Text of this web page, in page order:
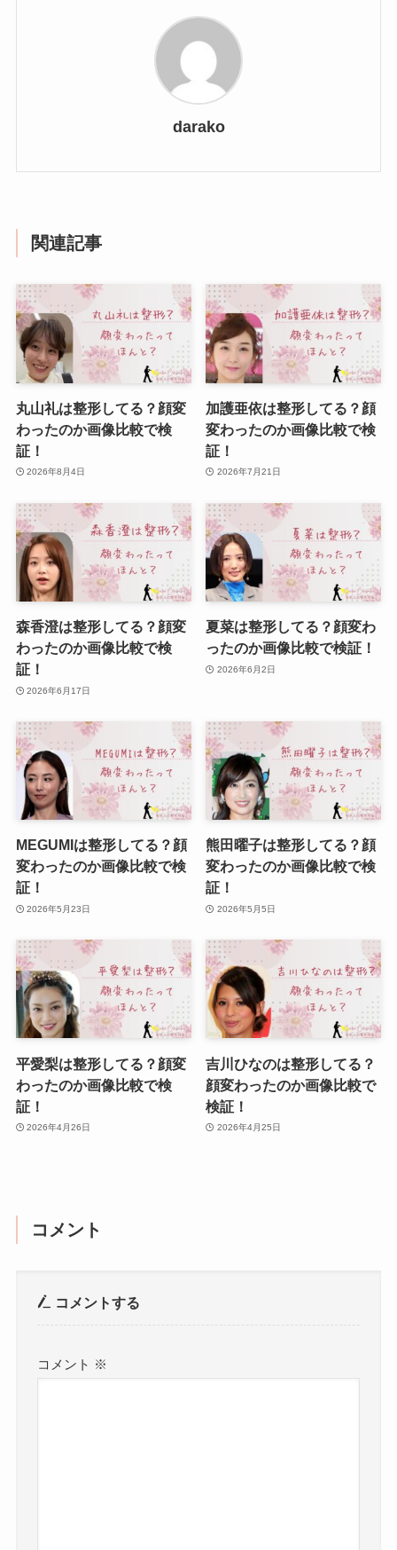
darako
関連記事
丸山礼は整形してる？顔変
わったのか画像比較で検
証！
2026年8月4日
加護亜依は整形してる？顔
変わったのか画像比較で検
証！
2026年7月21日
森香澄は整形してる？顔変
わったのか画像比較で検
証！
2026年6月17日
夏菜は整形してる？顔変わ
ったのか画像比較で検証！
2026年6月2日
MEGUMIは整形してる？顔
変わったのか画像比較で検
証！
2026年5月23日
熊田曜子は整形してる？顔
変わったのか画像比較で検
証！
2026年5月5日
平愛梨は整形してる？顔変
わったのか画像比較で検
証！
2026年4月26日
吉川ひなのは整形してる？
顔変わったのか画像比較で
検証！
2026年4月25日
コメント
コメントする
コメント ※